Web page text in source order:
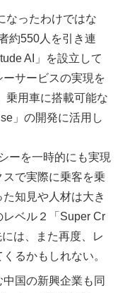
なったわけではな
約550人を引き連
AI」を設立して
サービスの実現を
乗用車に搭載可能な
」の開発に活用し
ーを一時的にも実現
スで実際に乗客を乗
知見や人材は大き
ベル２「Super Cr
は、また再度、レ
るかもしれない。
国の新興企業も同